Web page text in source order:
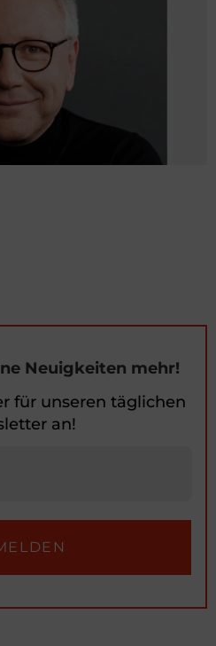
Neuigkeiten mehr!
für unseren täglichen
an!